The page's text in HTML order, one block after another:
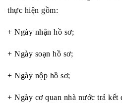
thực hiện gồm:
+ Ngày nhận hồ sơ;
+ Ngày soạn hồ sơ;
+ Ngày nộp hồ sơ;
+ Ngày cơ quan nhà nước trả kết